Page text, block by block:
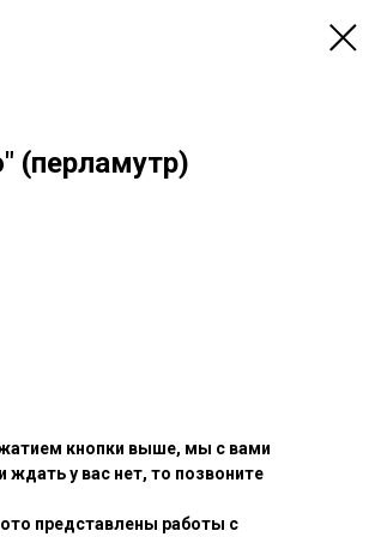
(перламутр)
кнопки выше, мы с вами
ждать у вас нет, то позвоните
представлены работы с